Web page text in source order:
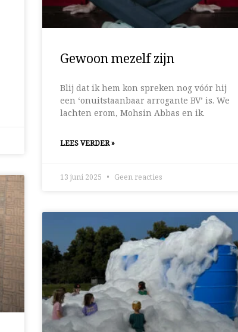
Gewoon mezelf zijn
Blij dat ik hem kon spreken nog vóór hij
een ‘onuitstaanbaar arrogante BV’ is. We
lachten erom, Mohsin Abbas en ik.
LEES VERDER »
13 juni 2025 Geen reacties